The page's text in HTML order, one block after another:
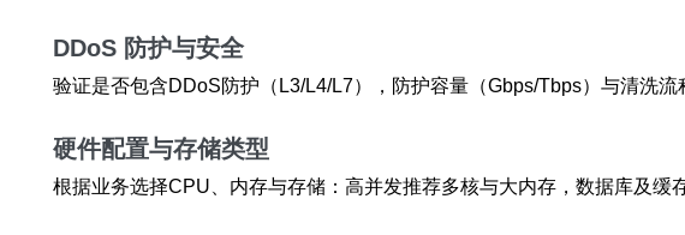
DDoS 防护与安全
验证是否包含DDoS防护（L3/L4/L7），防护容量（Gbps/Tbps）与清洗
硬件配置与存储类型
根据业务选择CPU、内存与存储：高并发推荐多核与大内存，数据库及